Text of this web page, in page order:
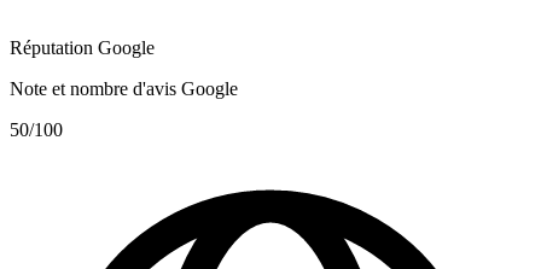
Réputation Google
Note et nombre d'avis Google
50/100